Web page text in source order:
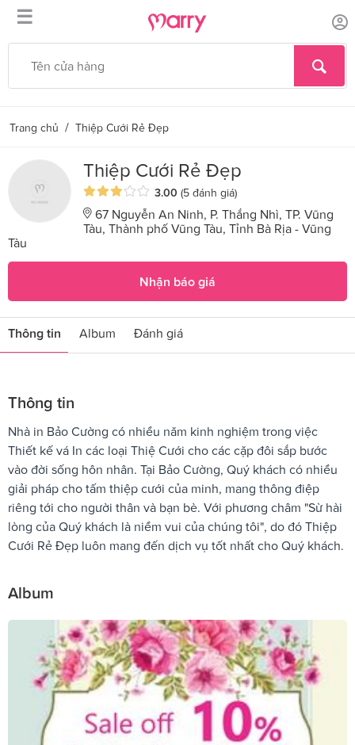
☰
Trang chủ / Thiệp Cưới Rẻ Đẹp
Thiệp Cưới Rẻ Đẹp
3.00 (5 đánh giá)
67 Nguyễn An Ninh, P. Thắng Nhì, TP. Vũng
Tàu, Thành phố Vũng Tàu, Tỉnh Bà Rịa - Vũng
Tàu
Nhận báo giá
Thông tin Album Đánh giá
Thông tin
Nhà in Bảo Cường có nhiều năm kinh nghiệm trong việc
Thiết kế vá In các loại Thiệ Cưới cho các cặp đôi sắp bước
vào đời sống hôn nhân. Tại Bảo Cường, Quý khách có nhiều
giải pháp cho tấm thiệp cưới của minh, mang thông điệp
riêng tới cho người thân và bạn bè. Với phương châm "Sừ hài
lòng của Quý khách là niềm vui của chúng tôi", do đó Thiệp
Cưới Rẻ Đẹp luôn mang đến dịch vụ tốt nhất cho Quý khách.
Album